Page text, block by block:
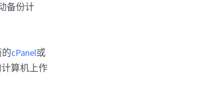
备份计
cPanel或
算机上作